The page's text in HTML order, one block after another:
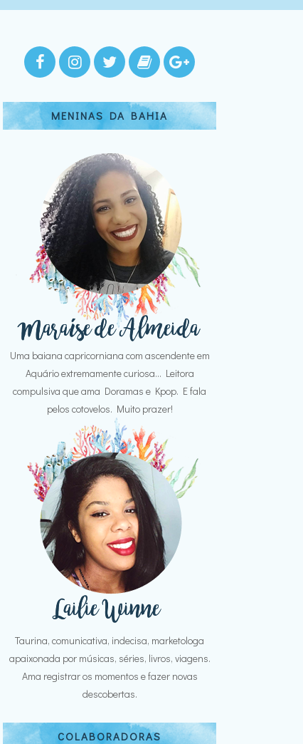
MENINAS DA BAHIA
Uma baiana capricorniana com ascendente em
Aquário extremamente curiosa... Leitora
compulsiva que ama Doramas e Kpop. E fala
pelos cotovelos. Muito prazer!
Taurina, comunicativa, indecisa, marketologa
apaixonada por músicas, séries, livros, viagens.
Ama registrar os momentos e fazer novas
descobertas.
COLABORADORAS